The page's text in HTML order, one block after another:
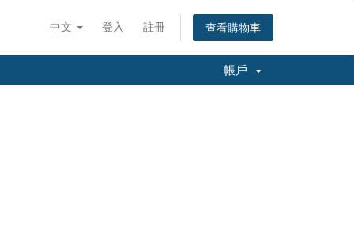
中文 登入 註冊 查看購物車
帳戶